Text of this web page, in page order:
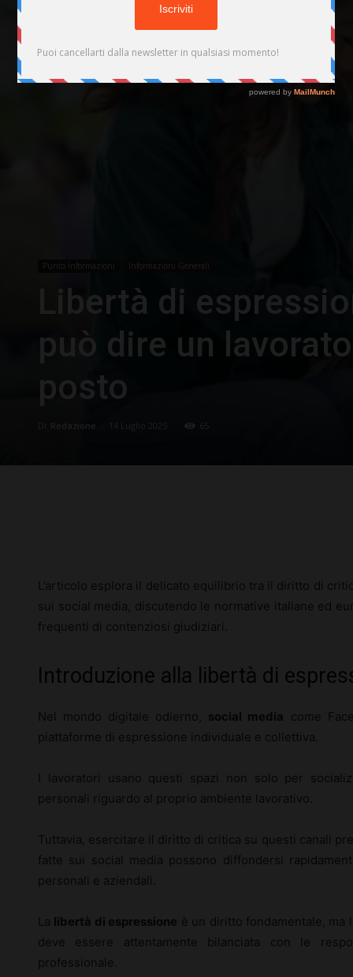
Punto Informazioni Informazioni Generali
Libertà di
può dire un
posto
Redazione 14 Luglio 2025 65
L’articolo esplora il delicato equilibrio tra il diritto di
sui social media, discutendo le normative italiane ed
frequenti di contenziosi giudiziari.
Introduzione alla libertà di
Nel mondo digitale odierno, social media
come
piattaforme di espressione individuale e collettiva.
I lavoratori usano questi spazi non solo per
personali riguardo al proprio ambiente lavorativo.
Tuttavia, esercitare il diritto di critica su questi canali
fatte sui social media possono diffondersi
personali e aziendali.
La libertà di espressione è un diritto fondamentale, ma
deve essere attentamente bilanciata con le
professionale.